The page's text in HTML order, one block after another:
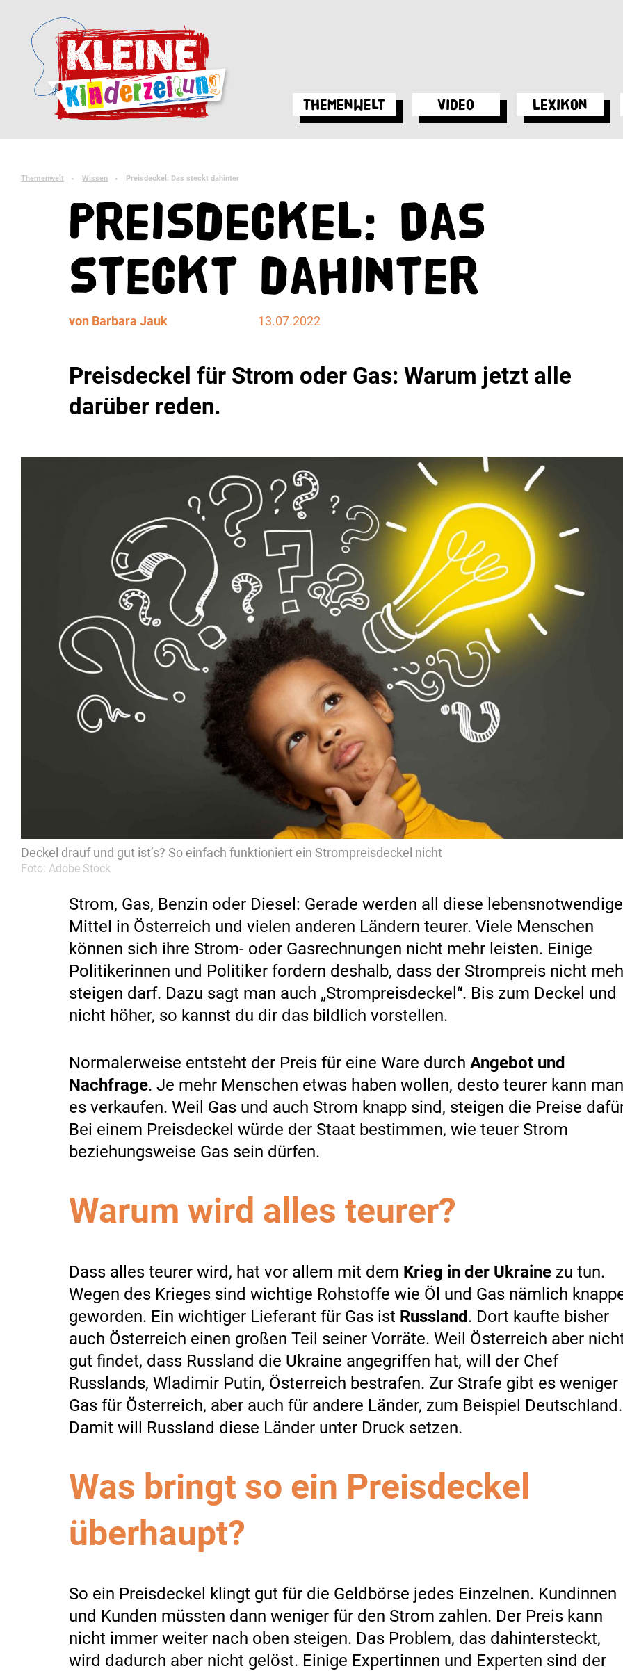
Themenwelt Video Lexikon
Themenwelt ► Wissen ► Preisdeckel: Das steckt dahinter
Preisdeckel: Das
steckt dahinter
von Barbara Jauk 13.07.2022
Preisdeckel für Strom oder Gas: Warum jetzt alle
darüber reden.
Deckel drauf und gut ist’s? So einfach funktioniert ein Strompreisdeckel nicht
Foto: Adobe Stock
Strom, Gas, Benzin oder Diesel: Gerade werden all diese
Mittel in Österreich und vielen anderen Ländern teurer. Viele Menschen
können sich ihre Strom- oder Gasrechnungen nicht mehr leisten. Einige
Politikerinnen und Politiker fordern deshalb, dass der Strompreis nicht
steigen darf. Dazu sagt man auch „Strompreisdeckel“. Bis zum Deckel und
nicht höher, so kannst du dir das bildlich vorstellen.
Normalerweise entsteht der Preis für eine Ware durch Angebot und
Nachfrage. Je mehr Menschen etwas haben wollen, desto teurer kann man
es verkaufen. Weil Gas und auch Strom knapp sind, steigen die Preise
Bei einem Preisdeckel würde der Staat bestimmen, wie teuer Strom
beziehungsweise Gas sein dürfen.
Warum wird alles teurer?
Dass alles teurer wird, hat vor allem mit dem Krieg in der Ukraine zu tun.
Wegen des Krieges sind wichtige Rohstoffe wie Öl und Gas nämlich
geworden. Ein wichtiger Lieferant für Gas ist Russland. Dort kaufte bisher
auch Österreich einen großen Teil seiner Vorräte. Weil Österreich aber
gut findet, dass Russland die Ukraine angegriffen hat, will der Chef
Russlands, Wladimir Putin, Österreich bestrafen. Zur Strafe gibt es weniger
Gas für Österreich, aber auch für andere Länder, zum Beispiel Deutschland.
Damit will Russland diese Länder unter Druck setzen.
Was bringt so ein Preisdeckel
überhaupt?
So ein Preisdeckel klingt gut für die Geldbörse jedes Einzelnen. Kundinnen
und Kunden müssten dann weniger für den Strom zahlen. Der Preis kann
nicht immer weiter nach oben steigen. Das Problem, das dahintersteckt,
wird dadurch aber nicht gelöst. Einige Expertinnen und Experten sind der